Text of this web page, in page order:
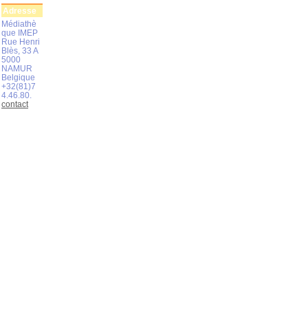
Adresse
Médiathè
que IMEP
Rue Henri
Blès, 33 A
5000
NAMUR
Belgique
+32(81)7
4.46.80.
contact